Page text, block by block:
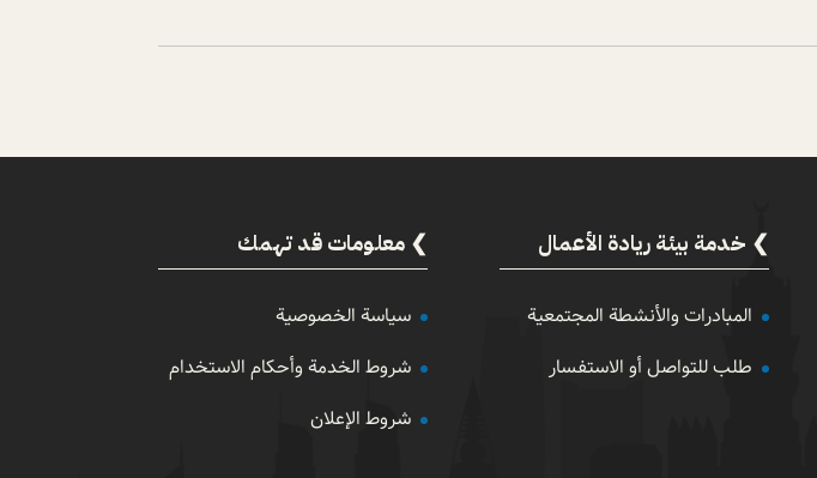
خدمة بيئة ريادة الأعمال
المبادرات والأنشطة المجتمعية
طلب للتواصل أو الاستفسار
معلومات قد تهمك
سياسة الخصوصية
شروط الخدمة وأحكام الاستخدام
شروط الإعلان